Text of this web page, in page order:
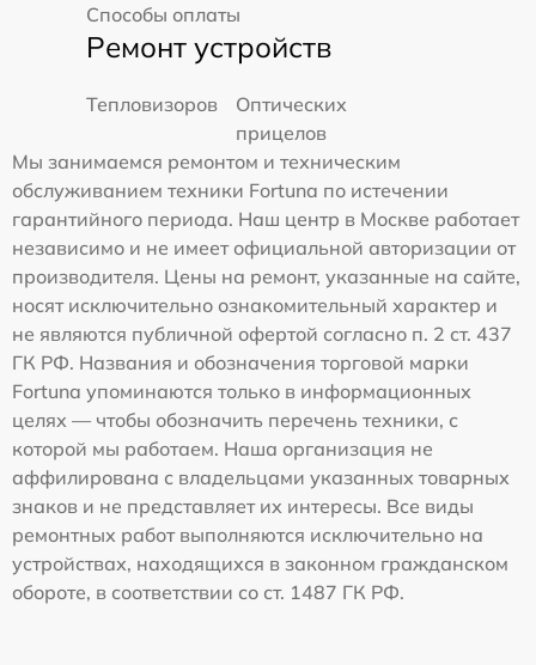
Способы оплаты
Ремонт устройств
Тепловизоров
Оптических
прицелов
Мы занимаемся ремонтом и техническим
обслуживанием техники Fortuna по истечении
гарантийного периода. Наш центр в Москве работает
независимо и не имеет официальной авторизации от
производителя. Цены на ремонт, указанные на сайте,
носят исключительно ознакомительный характер и
не являются публичной офертой согласно п. 2 ст. 437
ГК РФ. Названия и обозначения торговой марки
Fortuna упоминаются только в информационных
целях — чтобы обозначить перечень техники, с
которой мы работаем. Наша организация не
аффилирована с владельцами указанных товарных
знаков и не представляет их интересы. Все виды
ремонтных работ выполняются исключительно на
устройствах, находящихся в законном гражданском
обороте, в соответствии со ст. 1487 ГК РФ.